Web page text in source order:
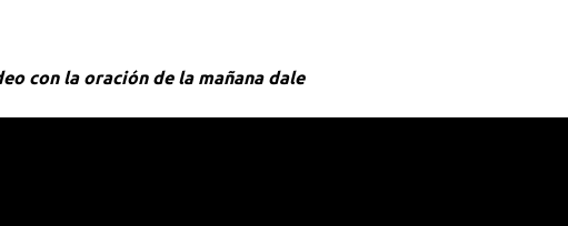
con la oración de la mañana dale